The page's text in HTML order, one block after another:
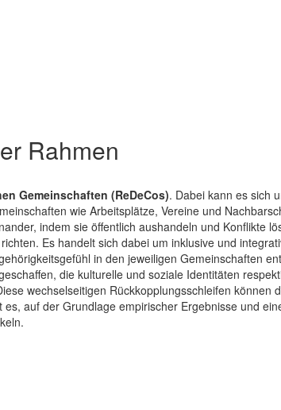
Rahmen
Gemeinschaften (ReDeCos). Dabei kann es sich
wie Arbeitsplätze, Vereine und
indem sie öffentlich aushandeln und Konflikte
Es handelt sich dabei um inklusive und
in den jeweiligen Gemeinschaften
die kulturelle und soziale Identitäten
wechselseitigen Rückkopplungsschleifen können
auf der Grundlage empirischer Ergebnisse und